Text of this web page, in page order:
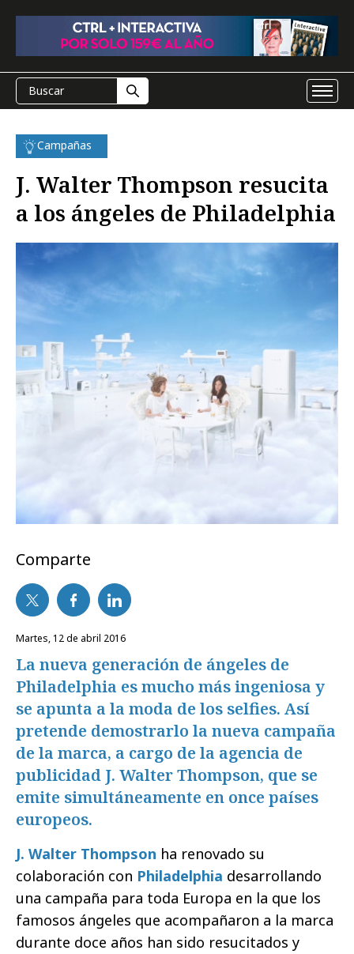
Campañas
J. Walter Thompson resucita
a los ángeles de Philadelphia
Comparte
martes, 12 de abril 2016
La nueva generación de ángeles de
Philadelphia es mucho más ingeniosa y
se apunta a la moda de los selfies. Así
pretende demostrarlo la nueva campaña
de la marca, a cargo de la agencia de
publicidad J. Walter Thompson, que se
emite simultáneamente en once países
europeos.
J. Walter Thompson ha renovado su
colaboración con Philadelphia desarrollando
una campaña para toda Europa en la que los
famosos ángeles que acompañaron a la marca
durante doce años han sido resucitados y